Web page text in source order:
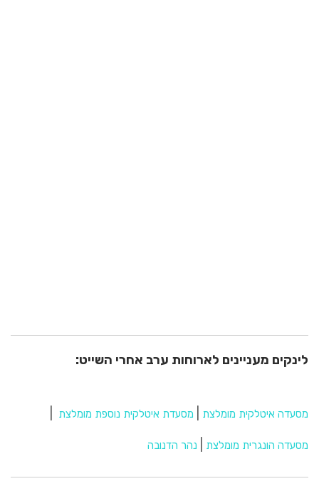
לינקים מעניינים לארוחות ערב אחרי השייט:
מסעדה איטלקית מומלצת מסעדת איטלקית נוספת מומלצת
מסעדה הונגרית מומלצת נהר הדנובה